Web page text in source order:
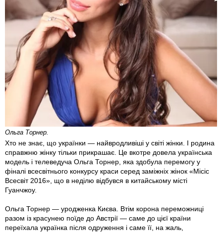
Ольга Торнер.
Хто не знає, що українки — найвродливіші у світі жінки. І родина
справжню жінку тільки прикрашає. Це вкотре довела українська
модель і телеведуча Ольга Торнер, яка здобула перемогу у
фіналі всесвітнього конкурсу краси серед заміжніх жінок «Місіс
Всесвіт 2016», що в неділю відбувся в китайському місті
Гуанчжоу.
Ольга Торнер — уродженка Києва. Втім корона переможниці
разом із красунею поїде до Австрії — саме до цієї країни
переїхала українка після одруження і саме її, на жаль,